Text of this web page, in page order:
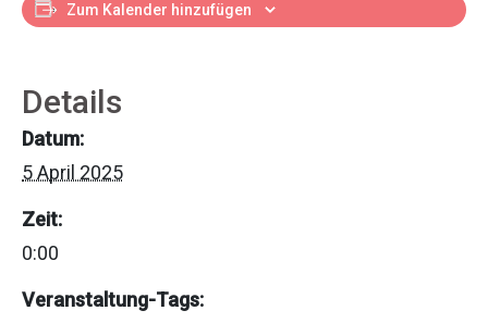
Zum Kalender hinzufügen
Details
Datum:
5 April 2025
Zeit:
0:00
Veranstaltung-Tags: